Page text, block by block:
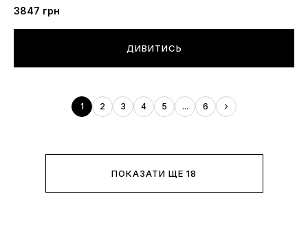
3847 грн
ДИВИТИСЬ
1 2 3 4 5 ... 6
ПОКАЗАТИ ЩЕ 18